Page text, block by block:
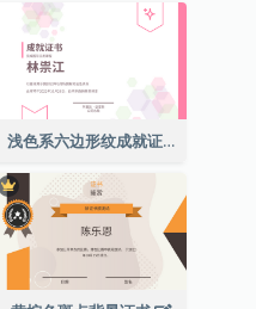
浅色系六边形纹成就证书